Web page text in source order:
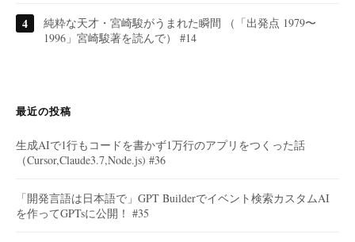
純粋な天才・宮崎駿がうまれた瞬間 （「出発点 1979〜
1996」宮崎駿著を読んで） #14
最近の投稿
生成AIで1行もコードを書かず1万行のアプリをつくった話
（Cursor,Claude3.7,Node.js) #36
「開発言語は日本語で」GPT Builderでイベント検索カスタムAI
を作ってGPTsに公開！ #35